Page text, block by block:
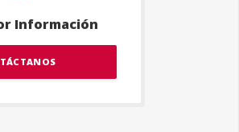
Información